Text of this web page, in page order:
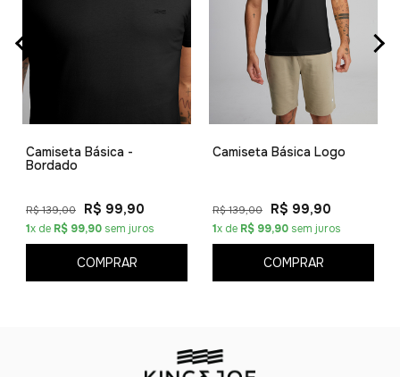
Camiseta Básica -
Bordado
R$ 139,00 R$ 99,90
1x de R$ 99,90 sem juros
COMPRAR
Camiseta Básica Logo
R$ 139,00 R$ 99,90
1x de R$ 99,90 sem juros
COMPRAR